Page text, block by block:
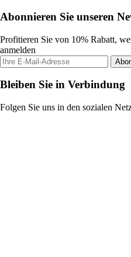
Abonnieren Sie unseren
Profitieren Sie von 10% Rabatt,
anmelden
Bleiben Sie in Verbindung
Folgen Sie uns in den sozialen